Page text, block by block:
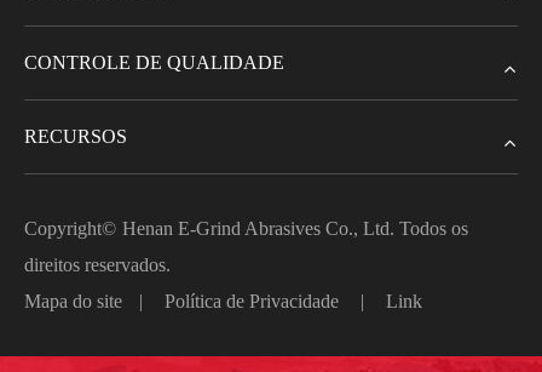
CONTROLE DE QUALIDADE
RECURSOS
Copyright© Henan E-Grind Abrasives Co., Ltd. Todos os
direitos reservados.
Mapa do site
| Política de Privacidade | Link